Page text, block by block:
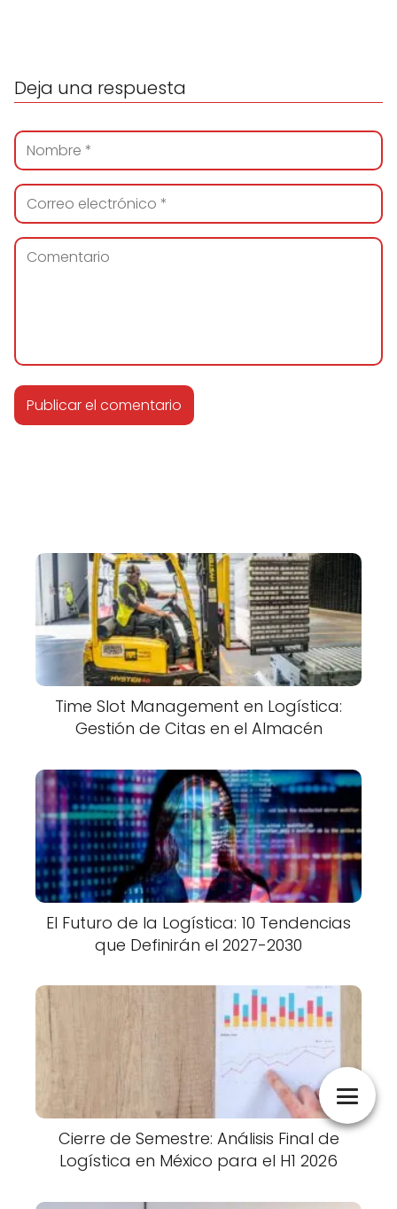
Deja una respuesta
Time Slot Management en Logística:
Gestión de Citas en el Almacén
El Futuro de la Logística: 10 Tendencias
que Definirán el 2027-2030
Cierre de Semestre: Análisis Final de
Logística en México para el H1 2026